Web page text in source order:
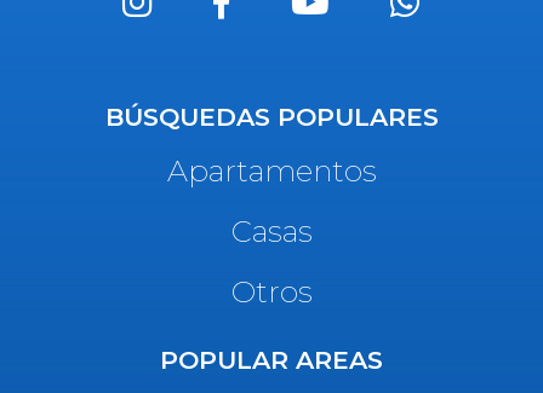
BÚSQUEDAS POPULARES
Apartamentos
Casas
Otros
POPULAR AREAS